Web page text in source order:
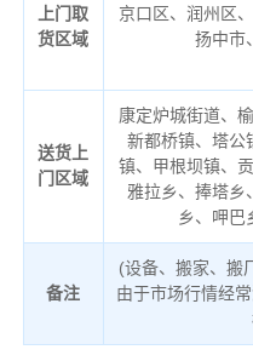
上门取
货区域
京口区、润州区
扬中市
送货上
门区域
康定炉城街道、
新都桥镇、塔公
镇、甲根坝镇、
雅拉乡、捧塔乡
乡、呷巴
备注
(设备、搬家、搬
由于市场行情经